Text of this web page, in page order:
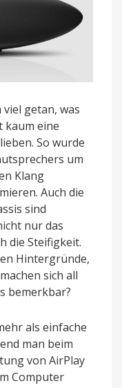
getan, was
kaum eine
So wurde
um
Klang
Auch die
sind
nur das
die Steifigkeit.
Hintergründe,
sich all
bemerkbar?
als einfache
man beim
von AirPlay
Computer